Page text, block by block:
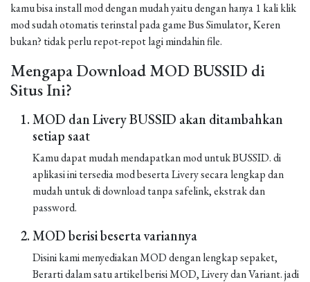
kamu bisa install mod dengan mudah yaitu dengan hanya 1 kali klik
mod sudah otomatis terinstal pada game Bus Simulator, Keren
bukan? tidak perlu repot-repot lagi mindahin file.
Mengapa Download MOD BUSSID di
Situs Ini?
MOD dan Livery BUSSID akan ditambahkan
setiap saat
Kamu dapat mudah mendapatkan mod untuk BUSSID. di
aplikasi ini tersedia mod beserta Livery secara lengkap dan
mudah untuk di download tanpa safelink, ekstrak dan
password.
MOD berisi beserta variannya
Disini kami menyediakan MOD dengan lengkap sepaket,
Berarti dalam satu artikel berisi MOD, Livery dan Variant. jadi